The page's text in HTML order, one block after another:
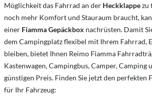
Möglichkeit das Fahrrad an der Heckklappezu
noch mehr Komfort und Stauraum braucht,
einer Fiamma Gepäckbox nachrüsten. Damit
dem Campingplatz flexibel mit Ihrem Fahrrad,
bleiben, bietet Ihnen Reimo Fiamma
Kastenwagen, Campingbus, Camper, Camping
günstigen Preis. Finden Sie jetzt den perfekten
für Ihr Fahrzeug: